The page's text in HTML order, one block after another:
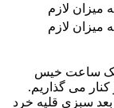
میزان لازم
میزان لازم
یک ساعت خیس
می گذاریم.
سبزی قلیه خرد